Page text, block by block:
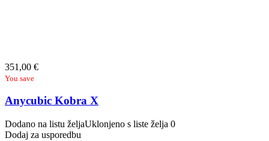
351,00 €
You save
Anycubic Kobra X
Dodano na listu željaUklonjeno s liste želja 0
Dodaj za usporedbu